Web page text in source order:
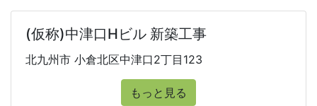
(仮称)中津口Hビル 新築工事
北九州市 小倉北区中津口2丁目123
もっと見る